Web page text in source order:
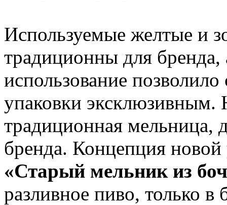
Используемые желтые и
традиционны для
использование
упаковки эксклюзивным.
традиционная мельница,
бренда. Концепция новой
«Старый мельник из
разливное пиво, только в